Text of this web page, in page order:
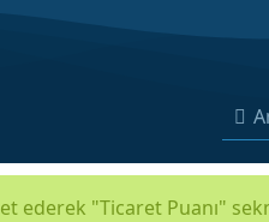
ederek "Ticaret Puanı"